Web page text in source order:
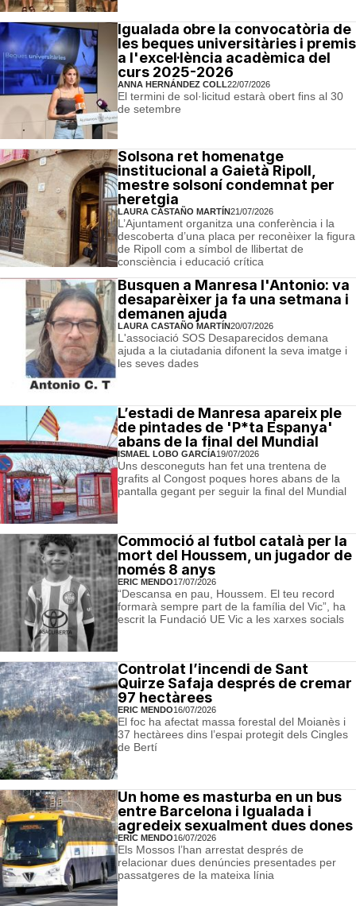
Igualada obre la convocatòria de
les beques universitàries i premis
a l'excel·lència acadèmica del
curs 2025-2026
ANNA HERNÁNDEZ COLL22/07/2026
El termini de sol·licitud estarà obert fins al 30
de setembre
Solsona ret homenatge
institucional a Gaietà Ripoll,
mestre solsoní condemnat per
heretgia
LAURA CASTAÑO MARTÍN21/07/2026
L’Ajuntament organitza una conferència i la
descoberta d’una placa per reconèixer la figura
de Ripoll com a símbol de llibertat de
consciència i educació crítica
Busquen a Manresa l'Antonio: va
desaparèixer ja fa una setmana i
demanen ajuda
LAURA CASTAÑO MARTÍN20/07/2026
L'associació SOS Desaparecidos demana
ajuda a la ciutadania difonent la seva imatge i
les seves dades
L’estadi de Manresa apareix ple
de pintades de 'P*ta Espanya'
abans de la final del Mundial
ISMAEL LOBO GARCÍA19/07/2026
Uns desconeguts han fet una trentena de
grafits al Congost poques hores abans de la
pantalla gegant per seguir la final del Mundial
Commoció al futbol català per la
mort del Houssem, un jugador de
només 8 anys
ERIC MENDO17/07/2026
“Descansa en pau, Houssem. El teu record
formarà sempre part de la família del Vic”, ha
escrit la Fundació UE Vic a les xarxes socials
Controlat l’incendi de Sant
Quirze Safaja després de cremar
97 hectàrees
ERIC MENDO16/07/2026
El foc ha afectat massa forestal del Moianès i
37 hectàrees dins l’espai protegit dels Cingles
de Bertí
Un home es masturba en un bus
entre Barcelona i Igualada i
agredeix sexualment dues dones
ERIC MENDO16/07/2026
Els Mossos l’han arrestat després de
relacionar dues denúncies presentades per
passatgeres de la mateixa línia